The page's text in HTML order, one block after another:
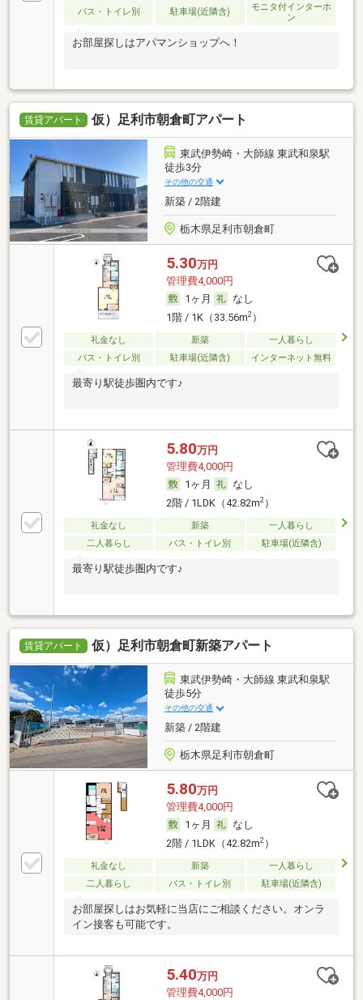
バス・トイレ別 駐車場(近隣含)
モニタ付インターホ
ン
お部屋探しはアパマンショップへ！
賃貸アパート 仮）足利市朝倉町アパート
東武伊勢崎・大師線 東武和泉駅
徒歩3分
その他の交通
新築 / 2階建
栃木県足利市朝倉町
5.30万円
管理費4,000円
1ヶ月
なし
1階 / 1K（33.56m2）
礼金なし 新築
一人暮らし
バス・トイレ別
駐車場(近隣含) インターネット無料
最寄り駅徒歩圏内です♪
5.80万円
管理費4,000円
1ヶ月
なし
2階 / 1LDK（42.82m2）
礼金なし 新築
一人暮らし
二人暮らし
バス・トイレ別 駐車場(近隣含)
最寄り駅徒歩圏内です♪
賃貸アパート 仮）足利市朝倉町新築アパート
東武伊勢崎・大師線 東武和泉駅
徒歩5分
その他の交通
新築 / 2階建
栃木県足利市朝倉町
5.80万円
管理費4,000円
1ヶ月
なし
2階 / 1LDK（42.82m2）
礼金なし 新築
一人暮らし
二人暮らし
バス・トイレ別 駐車場(近隣含)
お部屋探しはお気軽に当店にご相談ください。オンラ
イン接客も可能です。
5.40万円
管理費4,000円